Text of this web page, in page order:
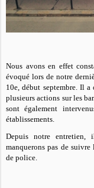
Nous avons en effet
évoqué lors de notre
10e, début septembre. Il
plusieurs actions sur les
sont également
établissements.
Depuis notre
manquerons pas de
de police.